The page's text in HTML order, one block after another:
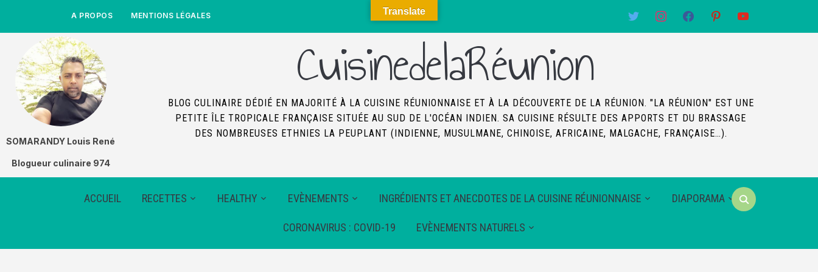
twitter instagramfacebookpinterestyoutube
A PROPOS MENTIONS LÉGALES
CuisinedelaRéunion
BLOG CULINAIRE DÉDIÉ EN MAJORITÉ À LA CUISINE RÉUNIONNAISE ET À LA DÉCOUVERTE DE LA RÉUNION. "LA RÉUNION" EST UNE
PETITE ÎLE TROPICALE FRANÇAISE SITUÉE AU SUD DE L'OCÉAN INDIEN. SA CUISINE RÉSULTE DES APPORTS ET DU BRASSAGE
DES NOMBREUSES ETHNIES LA PEUPLANT (INDIENNE, MUSULMANE, CHINOISE, AFRICAINE, MALGACHE, FRANÇAISE…).
ACCUEIL RECETTES HEALTHY EVÈNEMENTS INGRÉDIENTS ET ANECDOTES DE LA CUISINE RÉUNIONNAISE DIAPORAMA
CORONAVIRUS : COVID-19 EVÈNEMENTS NATURELS
SOMARANDY Louis René
Blogueur culinaire 974
Translate